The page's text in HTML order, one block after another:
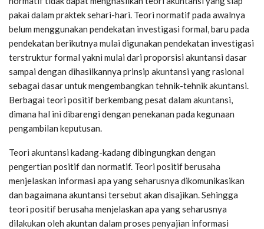
pakai dalam praktek sehari-hari. Teori normatif pada awalnya
belum menggunakan pendekatan investigasi formal, baru pada
pendekatan berikutnya mulai digunakan pendekatan investigasi
terstruktur formal yakni mulai dari proporsisi akuntansi dasar
sampai dengan dihasilkannya prinsip akuntansi yang rasional
sebagai dasar untuk mengembangkan tehnik-tehnik akuntansi.
Berbagai teori positif berkembang pesat dalam akuntansi,
dimana hal ini dibarengi dengan penekanan pada kegunaan
pengambilan keputusan.
Teori akuntansi kadang-kadang dibingungkan dengan
pengertian positif dan normatif. Teori positif berusaha
menjelaskan informasi apa yang seharusnya dikomunikasikan
dan bagaimana akuntansi tersebut akan disajikan. Sehingga
teori positif berusaha menjelaskan apa yang seharusnya
dilakukan oleh akuntan dalam proses penyajian informasi